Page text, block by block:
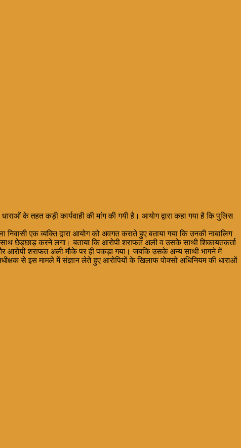
के तहत कड़ी कार्यवाही की मांग की गयी है। आयोग द्वारा कहा गया है कि पुलिस
एक व्यक्ति द्वारा आयोग को अवगत कराते हुए बताया गया कि उनकी नाबालिग
छेड़छाड़ करने लगा। बताया कि आरोपी शराफत अली व उसके साथी शिकायतकर्ता
शराफत अली मौके पर ही पकड़ा गया। जबकि उसके अन्य साथी भागने में
से इस मामले में संज्ञान लेते हुए आरोपियों के खिलाफ पोक्सो अधिनियम की धाराओं